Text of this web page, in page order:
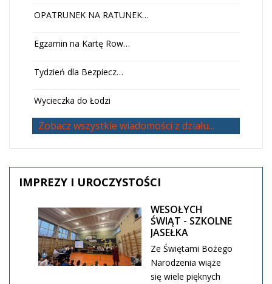
OPATRUNEK NA RATUNEK…
Egzamin na Kartę Row…
Tydzień dla Bezpiecz…
Wycieczka do Łodzi
Zobacz wszystkie wiadomości z działu...
IMPREZY I UROCZYSTOŚCI
WESOŁYCH
ŚWIĄT - SZKOLNE
JASEŁKA
Ze Świętami Bożego
Narodzenia wiąże
się wiele pięknych